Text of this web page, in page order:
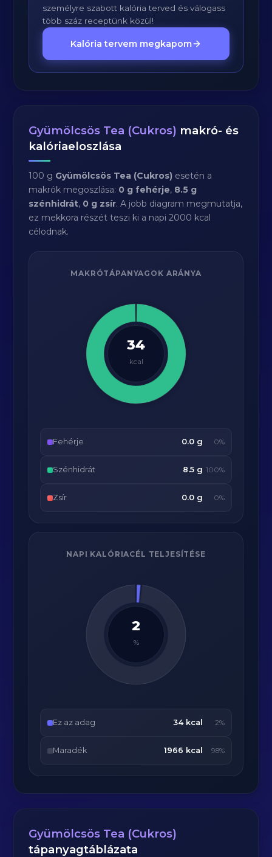
személyre szabott kalória terved és válogass
több száz receptünk közül!
Kalória tervem megkapom
Gyümölcsös Tea (Cukros) makró- és
kalóriaeloszlása
100 g Gyümölcsös Tea (Cukros) esetén a
makrók megoszlása: 0 g fehérje, 8.5 g
szénhidrát, 0 g zsír. A jobb diagram megmutatja,
ez mekkora részét teszi ki a napi 2000 kcal
célodnak.
MAKRÓTÁPANYAGOK ARÁNYA
34
kcal
Fehérje 0.0 g 0%
Szénhidrát 8.5 g 100%
Zsír 0.0 g 0%
NAPI KALÓRIACÉL TELJESÍTÉSE
2
%
Ez az adag 34 kcal 2%
Maradék 1966 kcal 98%
Gyümölcsös Tea (Cukros)
tápanyagtáblázata